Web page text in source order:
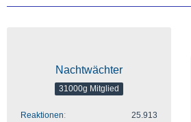
Nachtwächter
31000g Mitglied
Reaktionen
25.913